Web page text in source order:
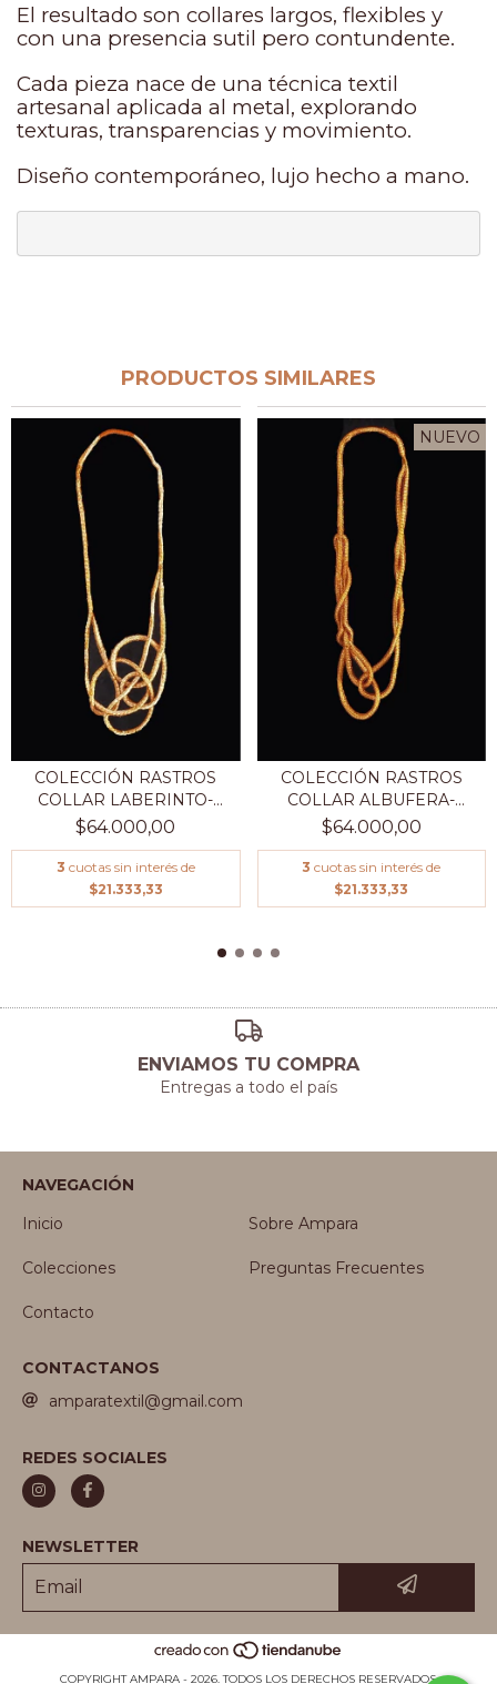
El resultado son collares largos, flexibles y
con una presencia sutil pero contundente.
Cada pieza nace de una técnica textil
artesanal aplicada al metal, explorando
texturas, transparencias y movimiento.
Diseño contemporáneo, lujo hecho a mano.
PRODUCTOS SIMILARES
COLECCIÓN RASTROS
COLLAR LABERINTO-
COBR...
$64.000,00
3 cuotas sin interés de
$21.333,33
NUEVO
COLECCIÓN RASTROS
COLLAR ALBUFERA-
COBRE...
$64.000,00
3 cuotas sin interés de
$21.333,33
ENVIAMOS TU COMPRA
Entregas a todo el país
NAVEGACIÓN
Inicio
Sobre Ampara
Colecciones Preguntas Frecuentes
Contacto
CONTACTANOS
amparatextil@gmail.com
REDES SOCIALES
NEWSLETTER
COPYRIGHT AMPARA - 2026. TODOS LOS DERECHOS RESERVADOS.